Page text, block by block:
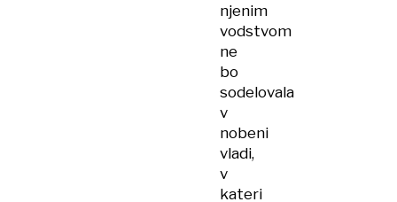
njenim
vodstvom
ne
bo
sodelovala
v
nobeni
vladi,
v
kateri